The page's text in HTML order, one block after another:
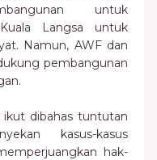
untuk
Langsa untuk
Namun, AWF dan
pembangunan
dibahas tuntutan
kasus-kasus
hak-